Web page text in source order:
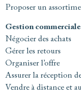
Proposer un
Gestion
Négocier des achats
Gérer les retours
Organiser l’offre
Assurer la réception
Vendre à distance et